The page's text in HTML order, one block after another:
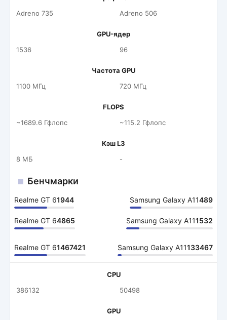
Adreno 735
Adreno 506
GPU-ядер
1536
96
Частота GPU
1100 МГц
720 МГц
FLOPS
~1689.6 Гфлопс
~115.2 Гфлопс
Кэш L3
8 МБ
-
Бенчмарки
Realme GT 61944 Samsung Galaxy A11489
Realme GT 64865 Samsung Galaxy A111532
Realme GT 61467421 Samsung Galaxy A11133467
CPU
386132
50498
GPU